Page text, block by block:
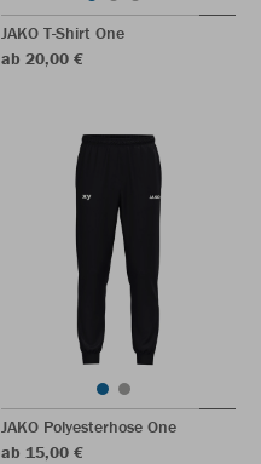
JAKO T-Shirt One
ab 20,00 €
JAKO Polyesterhose One
ab 15,00 €